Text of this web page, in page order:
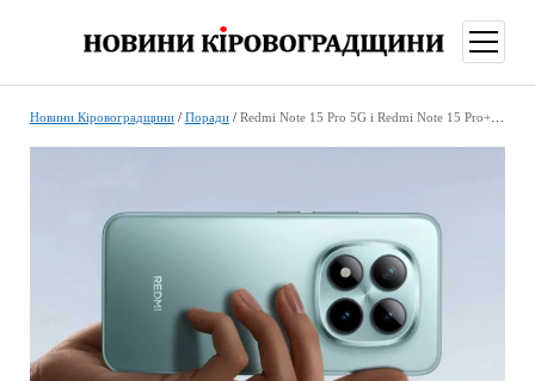
меню
Новини Кіровоградщини/ Поради/ Redmi Note 15 Pro 5G і Redmi Note 15 Pro+ 5G: можливості та характеристики